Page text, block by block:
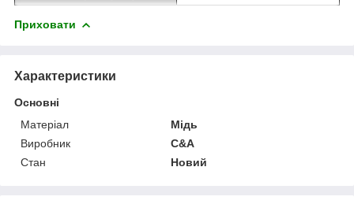
Приховати
Характеристики
Основні
Матеріал
Мідь
Виробник
C&A
Стан
Новий